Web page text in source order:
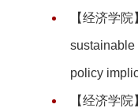
【经济学
sustainable
policy
【经济学